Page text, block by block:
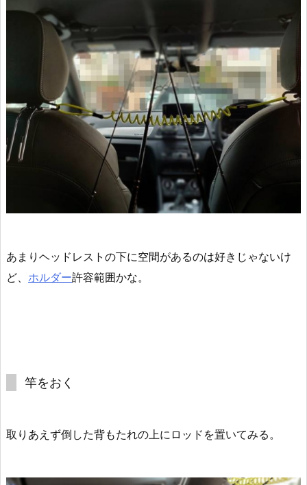
あまりヘッドレストの下に空間があるのは好きじゃないけ
ど、 ホルダー許容範囲かな。
竿をおく
取りあえず倒した背もたれの上にロッドを置いてみる。